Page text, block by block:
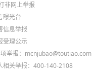
非网上举报
曝光台
信息举报
受理公示
举报：mcnjubao@toutiao.com
相关举报：400-140-2108